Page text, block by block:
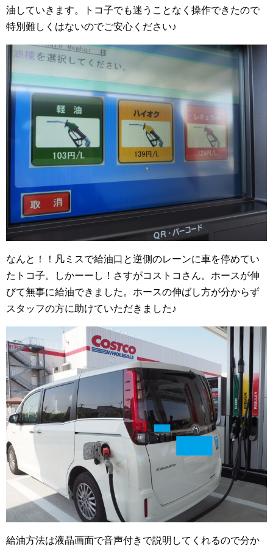
油していきます。トコ子でも迷うことなく操作できたので
特別難しくはないのでご安心ください♪
なんと！！凡ミスで給油口と逆側のレーンに車を停めてい
たトコ子。しかーーし！さすがコストコさん。ホースが伸
びて無事に給油できました。ホースの伸ばし方が分からず
スタッフの方に助けていただきました♪
給油方法は液晶画面で音声付きで説明してくれるので分か